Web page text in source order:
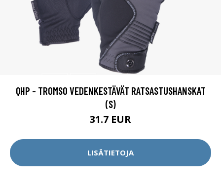
QHP - TROMSO VEDENKESTÄVÄT RATSASTUSHANSKAT
(S)
31.7 EUR
LISÄTIETOJA